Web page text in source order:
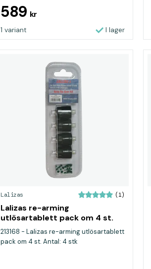
589 kr
1 variant I lager
Lalizas (1)
Lalizas re-arming
utlösartablett pack om 4 st.
213168 - Lalizas re-arming utlösartablett
pack om 4 st. Antal: 4 stk